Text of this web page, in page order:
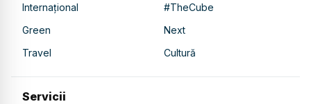
Internațional
#TheCube
Green
Next
Travel
Cultură
Servicii